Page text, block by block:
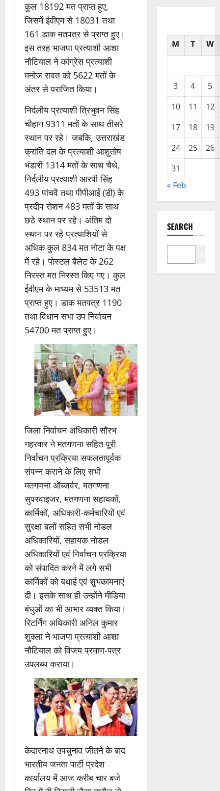
कुल 18192 मत प्राप्त हुए,
जिसमें ईवीएम से 18031 तथा
161 डाक मतपत्र से प्राप्त हुए।
इस तरह भाजपा प्रत्याशी आशा
नौटियाल ने कांग्रेस प्रत्याशी
मनोज रावत को 5622 मतों के
अंतर से पराजित किया।
निर्दलीय प्रत्याशी त्रिभुवन सिंह
चौहान 9311 मतों के साथ तीसरे
स्थान पर रहे। जबकि, उत्तराखंड
क्रांति दल के प्रत्याशी आशुतोष
भंडारी 1314 मतों के साथ चैथे,
निर्दलीय प्रत्याशी आरपी सिंह
493 पांचवें तथा पीपीआई (डी) के
प्रदीप रोशन 483 मतों के साथ
छठे स्थान पर रहे। अंतिम दो
स्थान पर रहे प्रत्याशियों से
अधिक कुल 834 मत नोटा के पक्ष
में रहे। पोस्टल बैलेट के 262
निरस्त मत निरस्त किए गए। कुल
ईवीएम के माध्यम से 53513 मत
प्राप्त हुए। डाक मतपत्र 1190
तथा विधान सभा उप निर्वाचन
54700 मत प्राप्त हुए।
जिला निर्वाचन अधिकारी सौरभ
गहरवार ने मतगणना सहित पूरी
निर्वाचन प्रक्रिया सफलतापूर्वक
संपन्न कराने के लिए सभी
मतगणना ऑब्जर्वर, मतगणना
सुपरवाइजर, मतगणना सहायकों,
कार्मिकों, अधिकारी-कर्मचारियों एवं
सुरक्षा बलों सहित सभी नोडल
अधिकारियों, सहायक नोडल
अधिकारियों एवं निर्वाचन प्रक्रिया
को संपादित करने में लगे सभी
कार्मिकों को बधाई एवं शुभकामनाएं
दी। इसके साथ ही उन्होंने मीडिया
बंधुओं का भी आभार व्यक्त किया।
रिटर्निंग अधिकारी अनिल कुमार
शुक्ला ने भाजपा प्रत्याशी आशा
नौटियाल को विजय प्रमाण-पत्र
उपलब्ध कराया।
केदारनाथ उपचुनाव जीतने के बाद
भारतीय जनता पार्टी प्रदेश
कार्यालय में आज करीब चार बजे
M T W
3 4
5
10
11
12
17
18
19
24
25
26
31
« Feb
SEARCH